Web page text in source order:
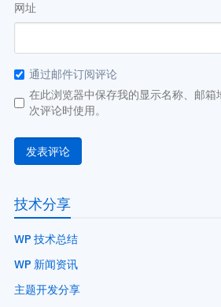
网址
通过邮件订阅评论
在此浏览器中保存我的显示名称、邮
次评论时使用。
技术分享
WP 技术总结
WP 新闻资讯
主题开发分享